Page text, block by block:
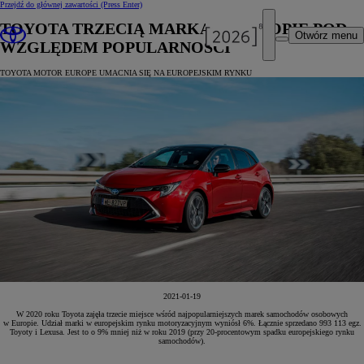
Przejdź do głównej zawartości (Press Enter)
Otwórz menu
TOYOTA TRZECIĄ MARKĄ W EUROPIE POD
WZGLĘDEM POPULARNOŚCI
TOYOTA MOTOR EUROPE UMACNIA SIĘ NA EUROPEJSKIM RYNKU
2021-01-19
W 2020 roku Toyota zajęła trzecie miejsce wśród najpopularniejszych marek samochodów osobowych
w Europie. Udział marki w europejskim rynku motoryzacyjnym wyniósł 6%. Łącznie sprzedano 993 113 egz.
Toyoty i Lexusa. Jest to o 9% mniej niż w roku 2019 (przy 20-procentowym spadku europejskiego rynku
samochodów).